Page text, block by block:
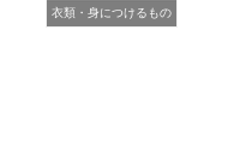
衣類・身につけるもの